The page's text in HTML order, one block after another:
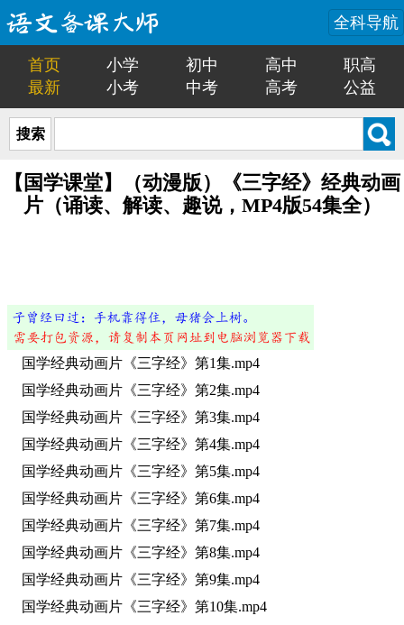
全科导航
首页 小学 初中 高中
职高
最新
小考 中考 高考 公益
搜索
【国学课堂】（动漫版）《三字经》经典动画
片（诵读、解读、趣说，MP4版54集全）
国学经典动画片《三字经》第1集.mp4
国学经典动画片《三字经》第2集.mp4
国学经典动画片《三字经》第3集.mp4
国学经典动画片《三字经》第4集.mp4
国学经典动画片《三字经》第5集.mp4
国学经典动画片《三字经》第6集.mp4
国学经典动画片《三字经》第7集.mp4
国学经典动画片《三字经》第8集.mp4
国学经典动画片《三字经》第9集.mp4
国学经典动画片《三字经》第10集.mp4